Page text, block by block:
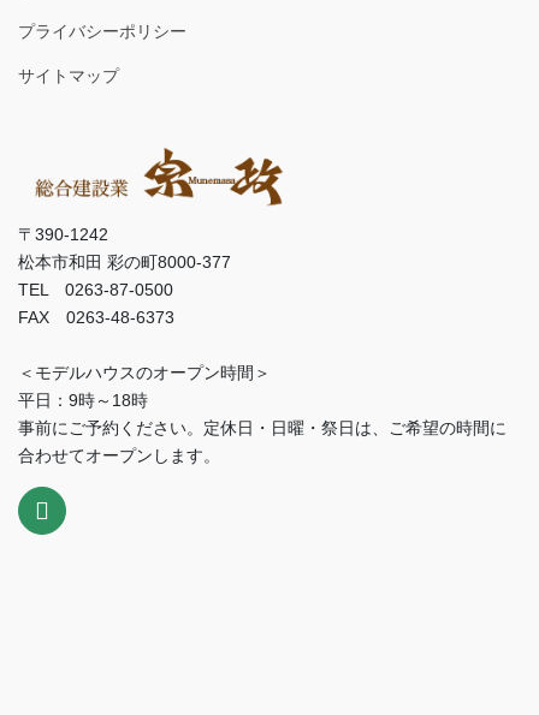
プライバシーポリシー
サイトマップ
〒390-1242
松本市和田 彩の町8000-377
TEL 0263-87-0500
FAX 0263-48-6373
＜モデルハウスのオープン時間＞
平日：9時～18時
事前にご予約ください。定休日・日曜・祭日は、ご希望の時間に
合わせてオープンします。